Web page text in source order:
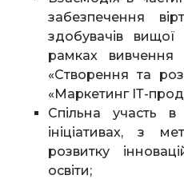
забезпечення
здобувачів вищої
рамках вивчення
«Створення та
«Маркетинг ІТ-
Спільна участь в
ініціативах, з
розвитку
освіти;